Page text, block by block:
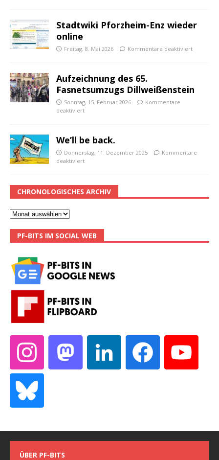
Stadtwiki Pforzheim-Enz wieder
online
Freitag, 8. Mai 2026 Kommentare deaktiviert
Aufzeichnung des 65.
Fasnetsumzugs Dillweißenstein
Sonntag, 15. Februar 2026
Kommentare
deaktiviert
We’ll be back.
Donnerstag, 11. Dezember 2025
Kommentare
deaktiviert
CHRONOLOGISCHES ARCHIV
PF-BITS IM SOCIAL WEB
ÜBER PF-BITS